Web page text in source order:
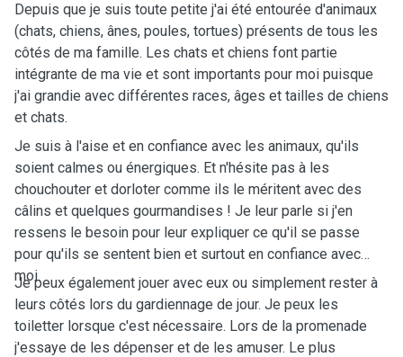
Depuis que je suis toute petite j'ai été entourée d'animaux
(chats, chiens, ânes, poules, tortues) présents de tous les
côtés de ma famille. Les chats et chiens font partie
intégrante de ma vie et sont importants pour moi puisque
j'ai grandie avec différentes races, âges et tailles de chiens
et chats.
Je suis à l'aise et en confiance avec les animaux, qu'ils
soient calmes ou énergiques. Et n'hésite pas à les
chouchouter et dorloter comme ils le méritent avec des
câlins et quelques gourmandises ! Je leur parle si j'en
ressens le besoin pour leur expliquer ce qu'il se passe
pour qu'ils se sentent bien et surtout en confiance avec
moi.
Je peux également jouer avec eux ou simplement rester à
leurs côtés lors du gardiennage de jour. Je peux les
toiletter lorsque c'est nécessaire. Lors de la promenade
j'essaye de les dépenser et de les amuser. Le plus